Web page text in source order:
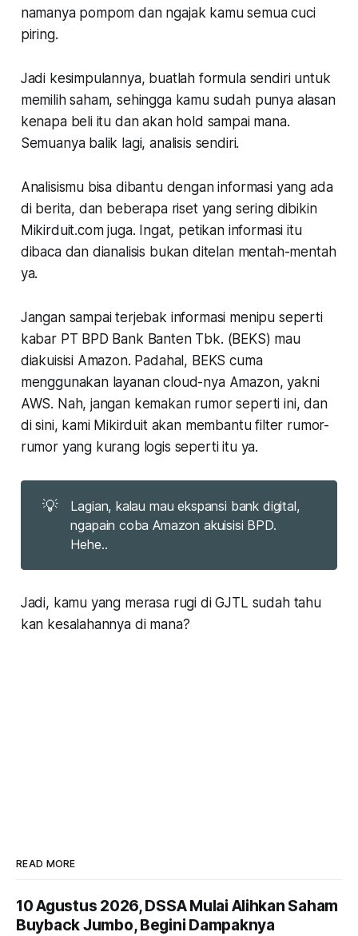
namanya pompom dan ngajak kamu semua cuci
piring.
Jadi kesimpulannya, buatlah formula sendiri untuk
memilih saham, sehingga kamu sudah punya alasan
kenapa beli itu dan akan hold sampai mana.
Semuanya balik lagi, analisis sendiri.
Analisismu bisa dibantu dengan informasi yang ada
di berita, dan beberapa riset yang sering dibikin
Mikirduit.com juga. Ingat, petikan informasi itu
dibaca dan dianalisis bukan ditelan mentah-mentah
ya.
Jangan sampai terjebak informasi menipu seperti
kabar PT BPD Bank Banten Tbk. (BEKS) mau
diakuisisi Amazon. Padahal, BEKS cuma
menggunakan layanan cloud-nya Amazon, yakni
AWS. Nah, jangan kemakan rumor seperti ini, dan
di sini, kami Mikirduit akan membantu filter rumor-
rumor yang kurang logis seperti itu ya.
💡
Lagian, kalau mau ekspansi bank digital,
ngapain coba Amazon akuisisi BPD.
Hehe..
Jadi, kamu yang merasa rugi di GJTL sudah tahu
kan kesalahannya di mana?
READ MORE
10 Agustus 2026, DSSA Mulai Alihkan Saham
Buyback Jumbo, Begini Dampaknya